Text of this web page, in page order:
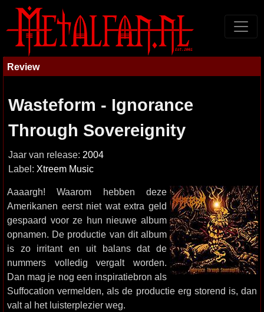
Review
Wasteform - Ignorance
Through Sovereignity
Jaar van release: 2004
Label: Xtreem Music
Aaaargh! Waarom hebben deze
Amerikanen eerst niet wat extra geld
gespaard voor ze hun nieuwe album
opnamen. De productie van dit album
is zo irritant en uit balans dat de
nummers volledig vergalt worden.
Dan mag je nog een inspiratiebron als
Suffocation vermelden, als de productie erg storend is, dan
valt al het luisterplezier weg.